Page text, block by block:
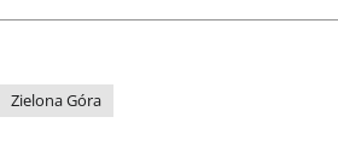
Zielona Góra